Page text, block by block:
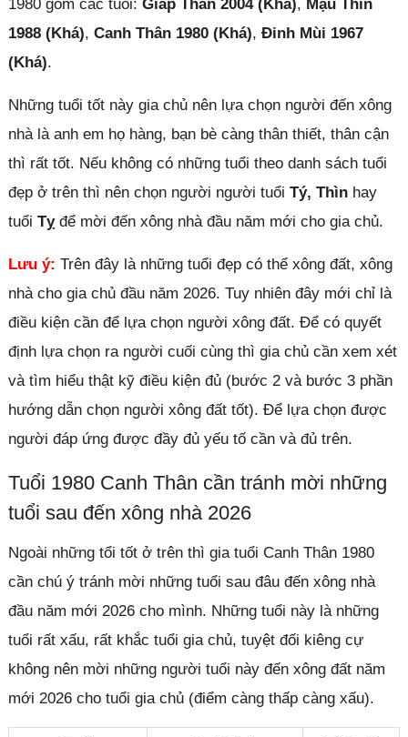
1980 gồm các tuổi: Giáp Thân 2004 (Khá), Mậu Thìn
1988 (Khá), Canh Thân 1980 (Khá), Đinh Mùi 1967
(Khá).
Những tuổi tốt này gia chủ nên lựa chọn người đến xông
nhà là anh em họ hàng, bạn bè càng thân thiết, thân cận
thì rất tốt. Nếu không có những tuổi theo danh sách tuổi
đẹp ở trên thì nên chọn người người tuổi Tý, Thìnhay
tuổi Tỵđể mời đến xông nhà đầu năm mới cho gia chủ.
Lưu ý: Trên đây là những tuổi đẹp có thể xông đất, xông
nhà cho gia chủ đầu năm 2026. Tuy nhiên đây mới chỉ là
điều kiện cần để lựa chọn người xông đất. Để có quyết
định lựa chọn ra người cuối cùng thì gia chủ cần xem xét
và tìm hiểu thật kỹ điều kiện đủ (bước 2 và bước 3 phần
hướng dẫn chọn người xông đất tốt). Để lựa chọn được
người đáp ứng được đầy đủ yếu tố cần và đủ trên.
Tuổi 1980 Canh Thân cần tránh mời những
tuổi sau đến xông nhà 2026
Ngoài những tổi tốt ở trên thì gia tuổi Canh Thân 1980
cần chú ý tránh mời những tuổi sau đâu đến xông nhà
đầu năm mới 2026 cho mình. Những tuổi này là những
tuổi rất xấu, rất khắc tuổi gia chủ, tuyệt đối kiêng cự
không nên mời những người tuổi này đến xông đất năm
mới 2026 cho tuổi gia chủ (điểm càng thấp càng xấu).
Đóng quảng cáo ✕